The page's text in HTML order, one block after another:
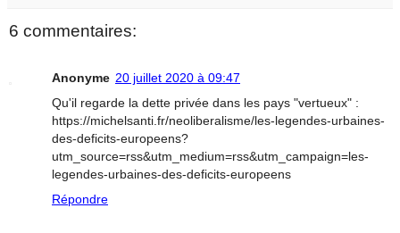
6 commentaires:
Anonyme 20 juillet 2020 à 09:47
Qu'il regarde la dette privée dans les pays "vertueux" :
https://michelsanti.fr/neoliberalisme/les-legendes-urbaines-
des-deficits-europeens?
utm_source=rss&utm_medium=rss&utm_campaign=les-
legendes-urbaines-des-deficits-europeens
Répondre